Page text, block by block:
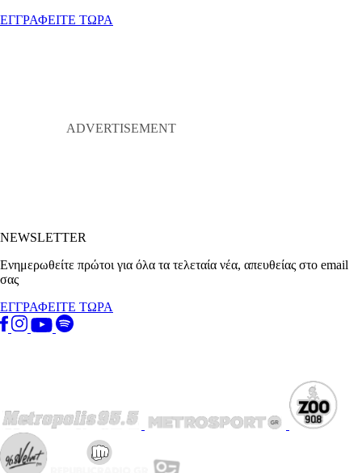
ΕΓΓΡΑΦΕΙΤΕ ΤΩΡΑ
NEWSLETTER
Ενημερωθείτε πρώτοι για όλα τα τελεταία νέα, απευθείας στο email
σας
ΕΓΓΡΑΦΕΙΤΕ ΤΩΡΑ